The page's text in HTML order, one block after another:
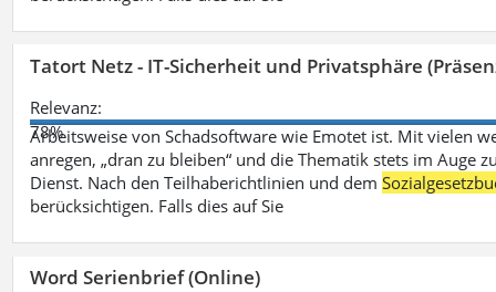
Tatort Netz - IT-Sicherheit und Privatsphäre
Relevanz:
78%
Arbeitsweise von Schadsoftware wie Emotet ist. Mit vielen
anregen, „dran zu bleiben“ und die Thematik stets im
Dienst. Nach den Teilhaberichtlinien und dem
berücksichtigen. Falls dies auf Sie
Word Serienbrief (Online)